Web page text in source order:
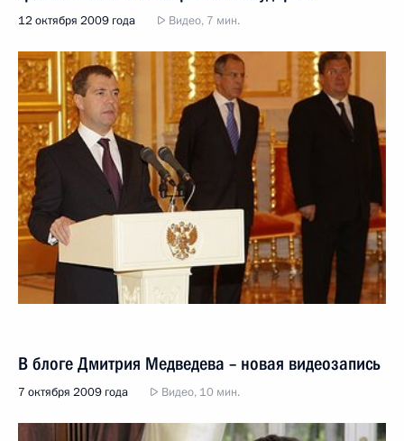
12 октября 2009 года Видео, 7 мин.
В блоге Дмитрия Медведева – новая видеозапись
7 октября 2009 года Видео, 10 мин.